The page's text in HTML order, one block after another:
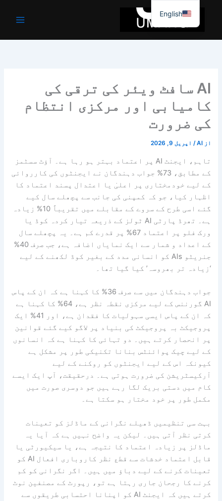
جائیں۔
AI سافٹ ویئر کی ترقی کی
کامیابی اور مرکزی انتظام
کی ضرورت
از AI
/ اپریل 9, 2026
تاہم، ایجنٹ AI پر اعتماد بہتر ہو رہا ہے۔ آؤٹ سسٹمز
کے مطابق، 73% جواب دہندگان نے ایجنٹوں کی کارروائی
کے لیے خودمختاری پر اعلیٰ یا اعتدال پسند اعتماد کا
اظہار کیا، جو کہ کمپنی کی جانب سے پچھلے سال کیے
گئے اسی طرح کے سروے کے مقابلے میں تقریباً 10% زیادہ
ہے۔ تھرڈ پارٹی AI ٹولز کے ذریعہ تیار کردہ کوڈ یا
ورک فلو پر اعتماد 67% پر قدرے کم ہے۔ یہ پچھلے سال
کے اعداد و شمار سے ایک نمایاں اضافہ ہے، جب صرف 40%
جنریٹو AIs کو انسانی مدد کے بغیر کوڈ لکھنے کے لیے
‘زیادہ تر بھروسہ’ کیا گیا تھا۔
جواب دہندگان میں سے صرف 36% کا کہنا ہے کہ ان کے پاس
AI گورننس کے لیے مرکزی نقطہ نظر ہے، 64% کا کہنا ہے
کہ ان کے پاس ایسی سہولیات کا فقدان ہے، اور 41% ایک
پروجیکٹ بہ پروجیکٹ کی بنیاد پر لاگو کیے گئے قوانین
پر انحصار کرتے ہیں۔ دو تہائی کا کہنا ہے کہ انسانوں
کے لیے چیک پوائنٹس بنانا تکنیکی طور پر مشکل ہے
کیونکہ اس کے لیے ایجنٹوں کو روکنے کے لیے
آرکیسٹریشن کی ضرورت ہوتی ہے۔ درحقیقت، آپ ایک ایسے
کام میں دستی بریک لگا رہے ہیں جو دوسری صورت میں
مکمل طور پر خود مختار ہو سکتا ہے۔
بہت سی تنظیمیں ڈھیلے نگرانی کے ماڈلز کو تعینات
کرتی نظر آتی ہیں۔ لیکن یہ واضح نہیں ہے کہ آیا یہ
ماڈلز پر زیادہ اعتماد کا نتیجہ ہے، یا سیکیورٹی یا
قابل اعتماد خدشات سے قطع نظر کاروباری افعال AI کو
تعینات کرنے کے لیے دباؤ میں ہیں۔ اگر نگرانی کو کم
کرنے کا رجحان جاری رہتا ہے تو، رپورٹ کے مصنفین نوٹ
کرتے ہیں کہ ایجنٹ AI کو اپنانا احتسابی طریقوں سے
English